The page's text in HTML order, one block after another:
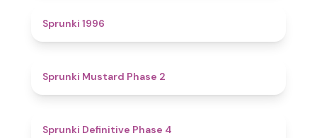
Sprunki 1996
Sprunki Mustard Phase 2
Sprunki Definitive Phase 4